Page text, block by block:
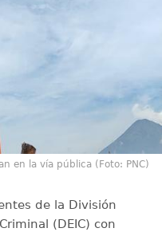
en la vía pública (Foto: PNC)
de la División
(DEIC) con